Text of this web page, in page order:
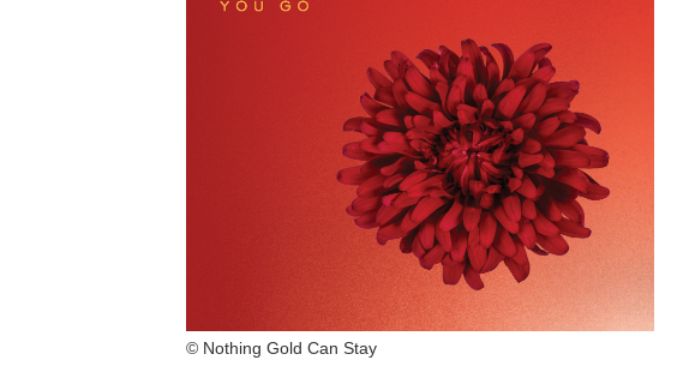
© Nothing Gold Can Stay